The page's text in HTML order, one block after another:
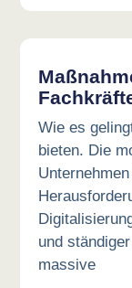
Wie es
bieten. Die
und
massive